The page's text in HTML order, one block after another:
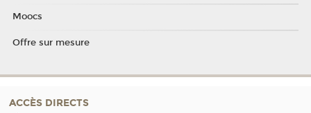
Moocs
Offre sur mesure
ACCÈS DIRECTS